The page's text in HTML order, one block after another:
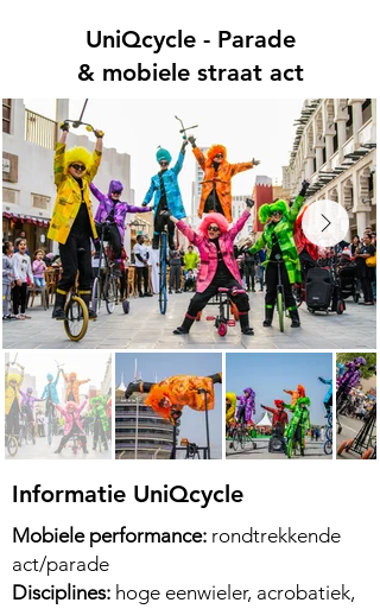
UniQcycle - Parade
& mobiele straat act
Informatie UniQcycle
Mobiele performance: rondtrekkende
act/parade
Disciplines: hoge eenwieler, acrobatiek,